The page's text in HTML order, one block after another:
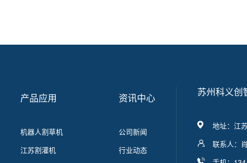
产品应用
机器人割草机
江苏割灌机
资讯中心
公司新闻
行业动态
苏州科义创
地址：江
联系人：